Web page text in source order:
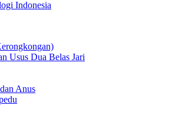
Usus Dua Belas Jari
Anus